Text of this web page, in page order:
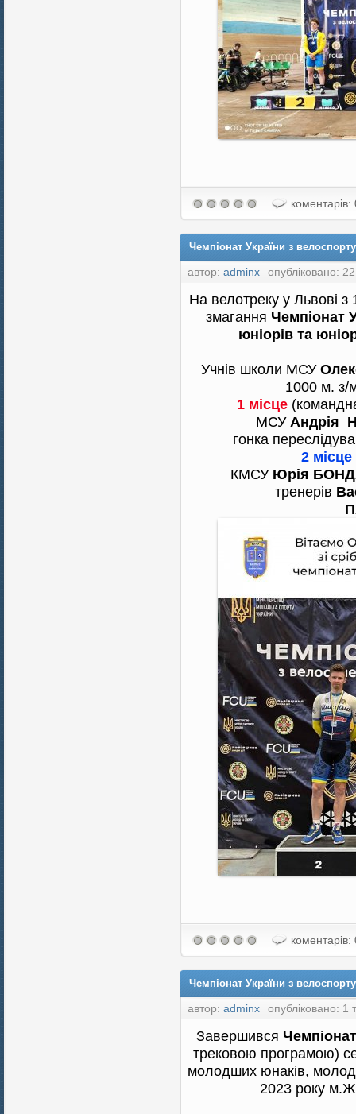
коментарів:
Чемпіонат України з
автор: adminx опубліковано:
На велотреку у Львові
змагання Чемпіонат
юніорів та
Учнів школи МСУ
1000 м. з/
1 місце
МСУАндрія
гонка
2 місце
КМСУ Юрія
тренерів
коментарів:
Чемпіонат України з
автор: adminx опубліковано: 1
Завершився
трековою програмою)
молодших юнаків,
2023 року